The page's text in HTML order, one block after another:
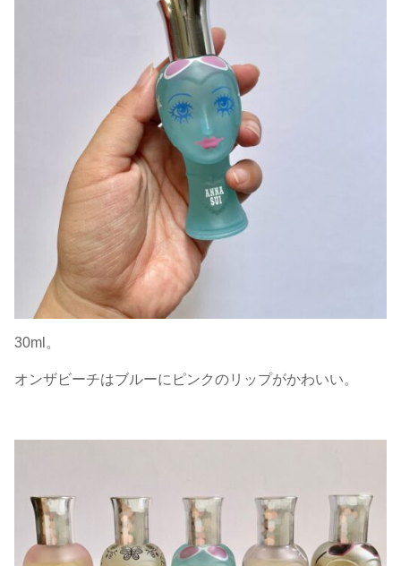
30ml。
オンザビーチはブルーにピンクのリップがかわいい。